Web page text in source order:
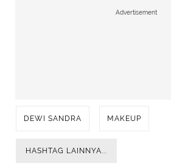
Advertisement
DEWI SANDRA MAKEUP
HASHTAG LAINNYA...